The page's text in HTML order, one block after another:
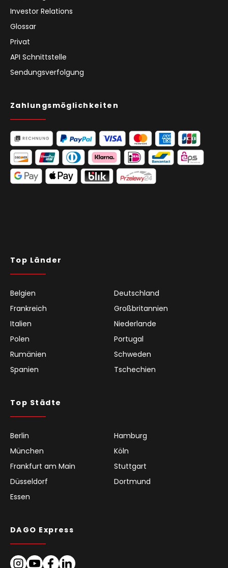
Investor Relations
Glossar
Privat
API Schnittstelle
Sendungsverfolgung
Zahlungsmöglichkeiten
Top Länder
Belgien
Deutschland
Frankreich
Großbritannien
Italien
Niederlande
Polen
Portugal
Rumänien
Schweden
Spanien
Tschechien
Top Städte
Berlin
Hamburg
München
Köln
Frankfurt am Main
Stuttgart
Düsseldorf
Dortmund
Essen
DAGO Express